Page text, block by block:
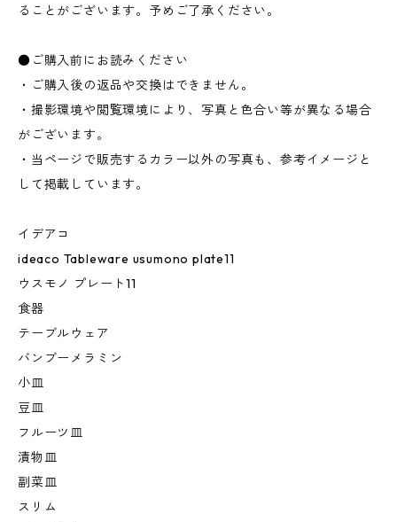
ることがございます。予めご了承ください。
●ご購入前にお読みください
・ご購入後の返品や交換はできません。
・撮影環境や閲覧環境により、写真と色合い等が異なる場合
がございます。
・当ページで販売するカラー以外の写真も、参考イメージと
して掲載しています。
イデアコ
ideaco Tableware usumono plate11
ウスモノ プレート11
食器
テーブルウェア
バンブーメラミン
小皿
豆皿
フルーツ皿
漬物皿
副菜皿
スリム